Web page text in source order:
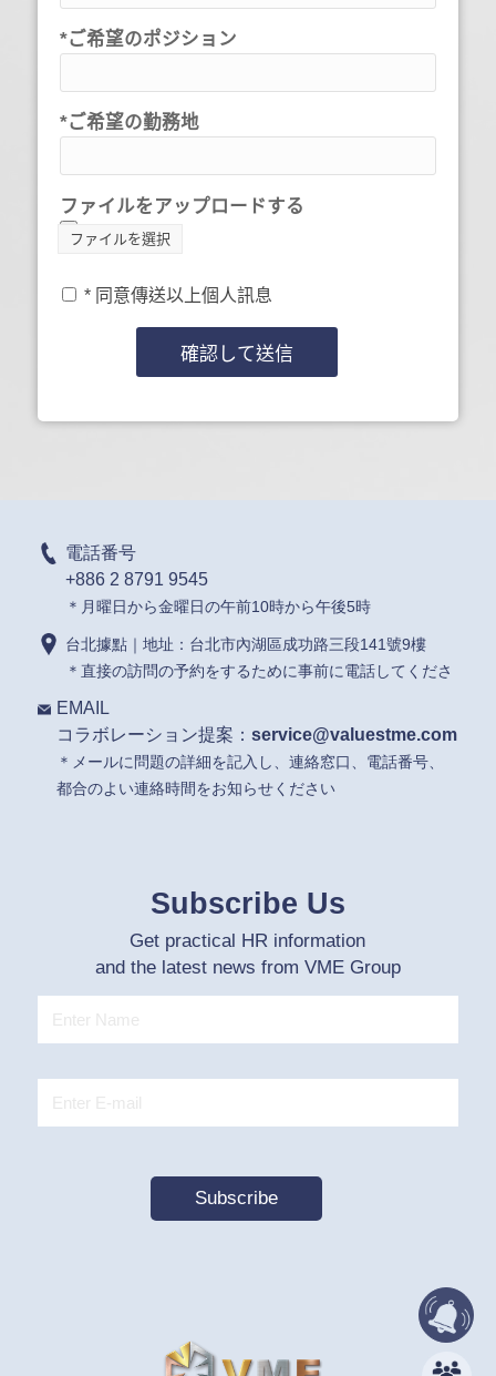
*ご希望のポジション
*ご希望の勤務地
ファイルをアップロードする
ファイルを選択
* 同意傳送以上個人訊息
電話番号
+886 2 8791 9545
＊月曜日から金曜日の午前10時から午後5時
台北據點｜地址：台北市內湖區成功路三段141號9樓
＊直接の訪問の予約をするために事前に電話してくださ
EMAIL
コラボレーション提案： service@valuestme.com
＊メールに問題の詳細を記入し、連絡窓口、電話番号、
都合のよい連絡時間をお知らせください
Subscribe Us
Get practical HR information
and the latest news from VME Group